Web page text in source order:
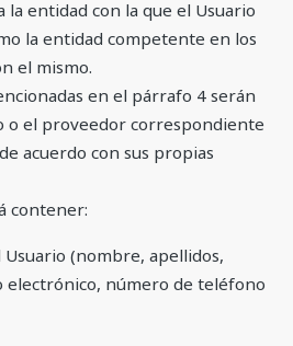
entidad con la que el Usuario
la entidad competente en los
el mismo.
en el párrafo 4 serán
o el proveedor correspondiente
acuerdo con sus propias
contener:
(nombre, apellidos,
electrónico, número de teléfono